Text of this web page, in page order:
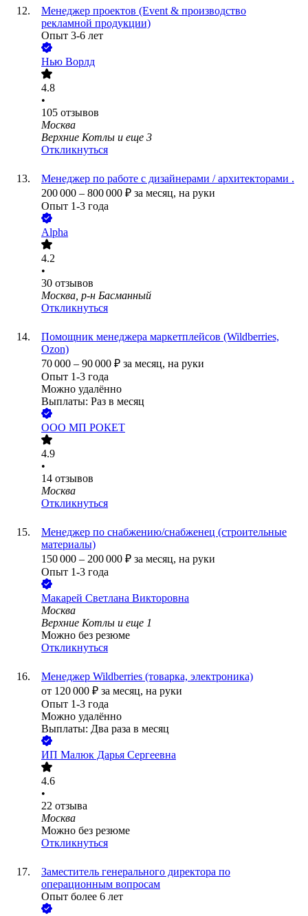
Менеджер проектов (Event & производство
рекламной продукции)
Опыт 3-6 лет
Нью Ворлд
4.8
•
105 отзывов
Москва
Верхние Котлы и еще 3
Откликнуться
Менеджер по работе с дизайнерами / архитекторами .
200 000 – 800 000 ₽ за месяц, на руки
Опыт 1-3 года
Alpha
4.2
•
30 отзывов
Москва, р-н Басманный
Откликнуться
Помощник менеджера маркетплейсов (Wildberries,
Ozon)
70 000 – 90 000 ₽ за месяц, на руки
Опыт 1-3 года
Можно удалённо
Выплаты: Раз в месяц
ООО МП РОКЕТ
4.9
•
14 отзывов
Москва
Откликнуться
Менеджер по снабжению/снабженец (строительные
материалы)
150 000 – 200 000 ₽ за месяц, на руки
Опыт 1-3 года
Макарей Светлана Викторовна
Москва
Верхние Котлы и еще 1
Можно без резюме
Откликнуться
Менеджер Wildberries (товарка, электроника)
от 120 000 ₽ за месяц, на руки
Опыт 1-3 года
Можно удалённо
Выплаты: Два раза в месяц
ИП Малюк Дарья Сергеевна
4.6
•
22 отзыва
Москва
Можно без резюме
Откликнуться
Заместитель генерального директора по
операционным вопросам
Опыт более 6 лет